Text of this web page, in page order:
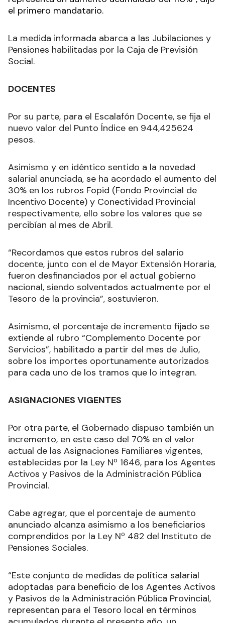
el primero mandatario.
La medida informada abarca a las Jubilaciones y
Pensiones habilitadas por la Caja de Previsión
Social.
DOCENTES
Por su parte, para el Escalafón Docente, se fija el
nuevo valor del Punto Índice en 944,425624
pesos.
Asimismo y en idéntico sentido a la novedad
salarial anunciada, se ha acordado el aumento del
30% en los rubros Fopid (Fondo Provincial de
Incentivo Docente) y Conectividad Provincial
respectivamente, ello sobre los valores que se
percibían al mes de Abril.
“Recordamos que estos rubros del salario
docente, junto con el de Mayor Extensión Horaria,
fueron desfinanciados por el actual gobierno
nacional, siendo solventados actualmente por el
Tesoro de la provincia”, sostuvieron.
Asimismo, el porcentaje de incremento fijado se
extiende al rubro “Complemento Docente por
Servicios”, habilitado a partir del mes de Julio,
sobre los importes oportunamente autorizados
para cada uno de los tramos que lo integran.
ASIGNACIONES VIGENTES
Por otra parte, el Gobernado dispuso también un
incremento, en este caso del 70% en el valor
actual de las Asignaciones Familiares vigentes,
establecidas por la Ley Nº 1646, para los Agentes
Activos y Pasivos de la Administración Pública
Provincial.
Cabe agregar, que el porcentaje de aumento
anunciado alcanza asimismo a los beneficiarios
comprendidos por la Ley Nº 482 del Instituto de
Pensiones Sociales.
“Este conjunto de medidas de política salarial
adoptadas para beneficio de los Agentes Activos
y Pasivos de la Administración Pública Provincial,
representan para el Tesoro local en términos